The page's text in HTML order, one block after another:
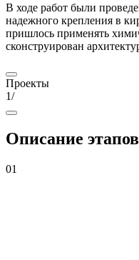
В ходе работ были
надежного крепления в
пришлось применять
сконструирован
Проекты
1/
Описание
01